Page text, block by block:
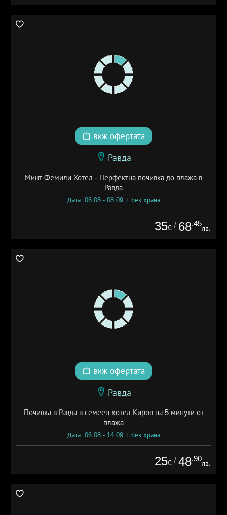
виж офертата
Равда
Минт Фемили Хотел - Перфектна почивка до плажа в
Равда
Дата: 06.08 - 08.09 + без храна
35€ / 68.45
лв.
виж офертата
Равда
Почивка в Равда в семеен хотел Киров на 5 минути от
плажа
Дата: 06.08 - 14.09 + без храна
25€ / 48.90
лв.